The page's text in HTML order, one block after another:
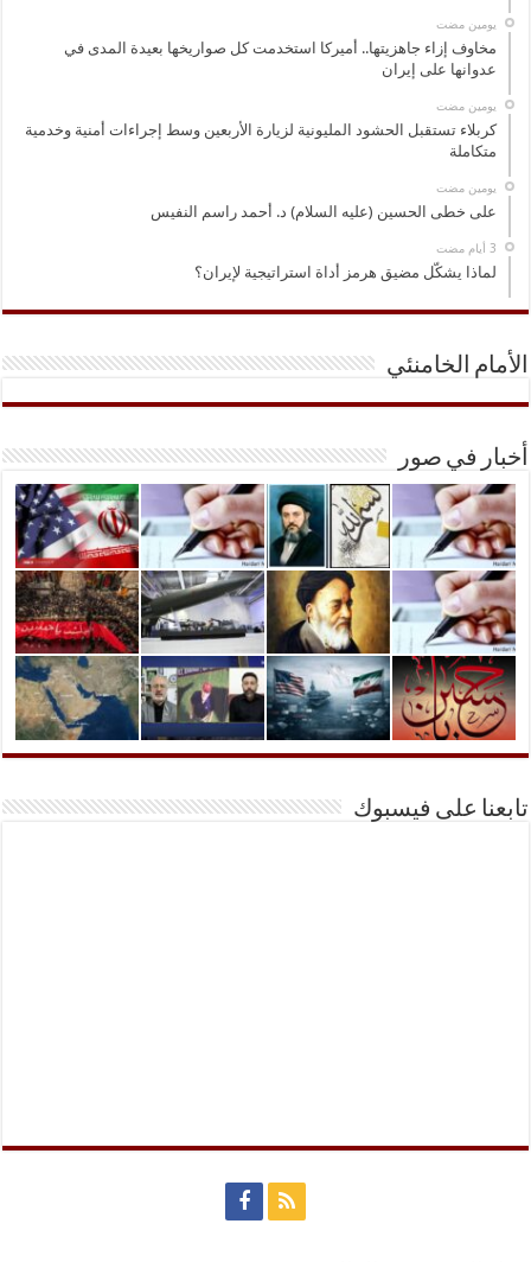
‏يومين مضت
مخاوف إزاء جاهزيتها.. أميركا استخدمت كل صواريخها بعيدة المدى في
عدوانها على إيران
‏يومين مضت
كربلاء تستقبل الحشود المليونية لزيارة الأربعين وسط إجراءات أمنية وخدمية
متكاملة
‏يومين مضت
على خطى الحسين (عليه السلام) د. أحمد راسم النفيس
لماذا يشكّل مضيق هرمز أداة استراتيجية لإيران؟
الأمام الخامنئي
أخبار في صور
تابعنا على فيسبوك